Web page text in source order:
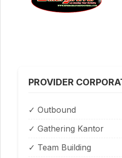
PROVIDER
✓ Outbound
✓ Gathering Kantor
✓ Team Building